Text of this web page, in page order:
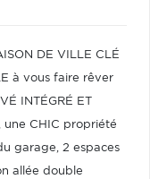
DE VILLE CLÉ
à vous faire rêver
INTÉGRÉ ET
une CHIC propriété
garage, 2 espaces
allée double